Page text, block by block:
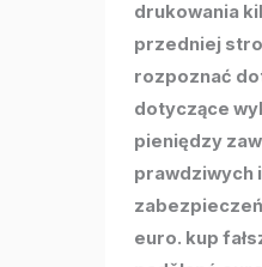
drukowania
przedniej
rozpoznać
dotyczące
pieniędzy
prawdziwych
euro. kup